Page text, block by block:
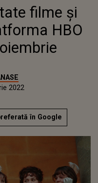
GO ÎN LUNAfilme și
HBO
2022
în Google